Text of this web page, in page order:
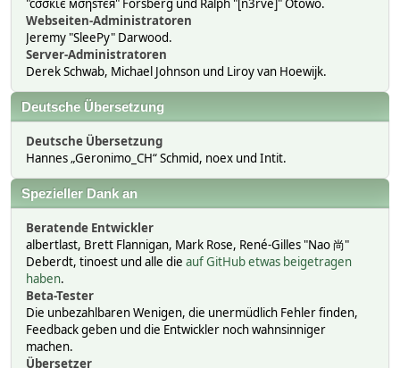
"cσσкιє мσηѕтєя" Forsberg und Ralph "[n3rve]" Otowo.
Webseiten-Administratoren
Jeremy "SleePy" Darwood.
Server-Administratoren
Derek Schwab, Michael Johnson und Liroy van Hoewijk.
Deutsche Übersetzung
Deutsche Übersetzung
Hannes „Geronimo_CH“ Schmid, noex und Intit.
Spezieller Dank an
Beratende Entwickler
albertlast, Brett Flannigan, Mark Rose, René-Gilles "Nao 尚"
Deberdt, tinoest und alle die auf GitHub etwas beigetragen
haben.
Beta-Tester
Die unbezahlbaren Wenigen, die unermüdlich Fehler finden,
Feedback geben und die Entwickler noch wahnsinniger
machen.
Übersetzer